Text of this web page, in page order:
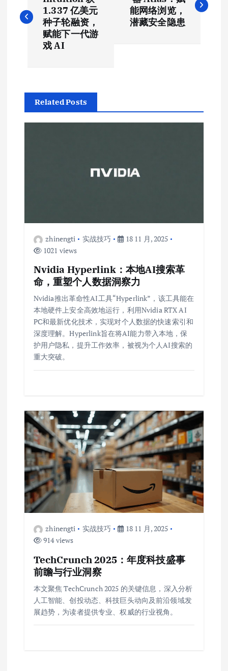
导
1.337 亿美元
种子轮融资，
赋能下一代游
戏 AI
能网络浏览，
潜藏安全隐患
Related Posts
zhinengti 实战技巧
18 11 月, 2025
1021 views
Nvidia Hyperlink：本地AI搜索革
命，重塑个人数据洞察力
Nvidia推出革命性AI工具“Hyperlink”，该工具能在
本地硬件上安全高效地运行，利用Nvidia RTX AI
PC和最新优化技术，实现对个人数据的快速索引和
深度理解。Hyperlink旨在将AI能力带入本地，保
护用户隐私，提升工作效率，被视为个人AI搜索的
重大突破。
zhinengti 实战技巧
18 11 月, 2025
914 views
TechCrunch 2025：年度科技盛事
前瞻与行业洞察
本文聚焦 TechCrunch 2025 的关键信息，深入分析
人工智能、创投动态、科技巨头动向及前沿领域发
展趋势，为读者提供专业、权威的行业视角。